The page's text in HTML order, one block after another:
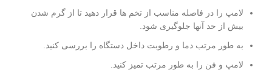
لامپ را در فاصله مناسب از تخم ها قرار دهید تا از گرم شدن
بیش از حد آنها جلوگیری شود.
به طور مرتب دما و رطوبت داخل دستگاه را بررسی کنید.
لامپ و فن را به طور مرتب تمیز کنید.